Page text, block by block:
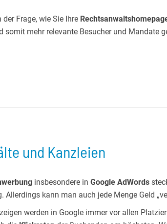
Frage, wie Sie Ihre
somit mehr relevante Besucher und Mandate
und Kanzleien
insbesondere in Google AdWords
Allerdings kann man auch jede Menge Geld
werden in Google immer vor allen